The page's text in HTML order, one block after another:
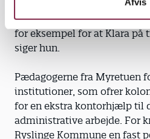
hinanden. Nye venskaber
nusser om de små. I
for eksempel for at Klara på
siger hun.
Pædagogerne fra Myretuen
institutioner, som ofrer
for en ekstra kontorhjælp til
administrative arbejde. For
Ryslinge Kommune en fast